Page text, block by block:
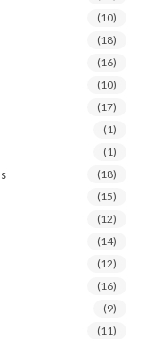
(10)
(18)
(16)
(10)
(17)
(1)
(1)
(18)
(15)
(12)
(14)
(12)
(16)
(9)
(11)